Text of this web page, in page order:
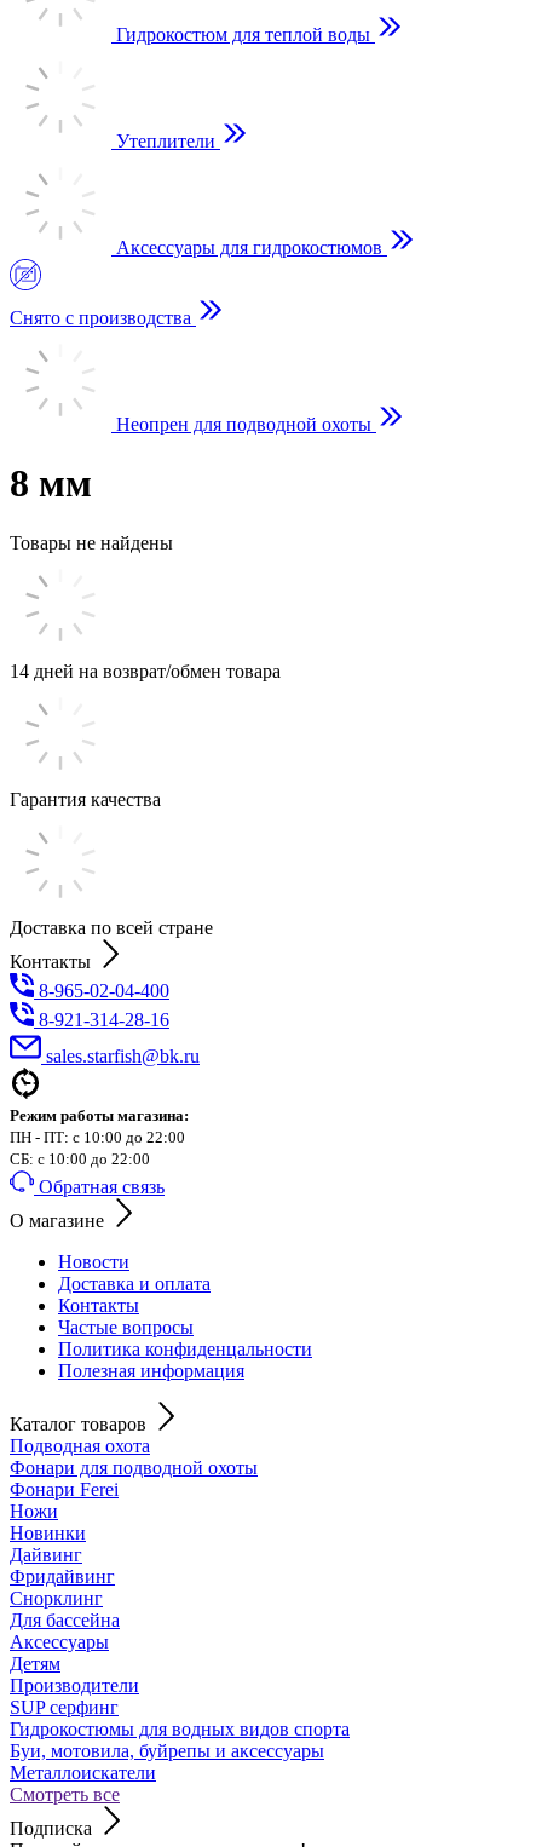
Гидрокостюм для теплой воды
Утеплители
Аксессуары для гидрокостюмов
Снято с производства
Неопрен для подводной охоты
8 мм
Товары не найдены
14 дней на возврат/обмен товара
Гарантия качества
Доставка по всей стране
Контакты
8-965-02-04-400
8-921-314-28-16
sales.starfish@bk.ru
Режим работы магазина:
ПН - ПТ: с 10:00 до 22:00
СБ: с 10:00 до 22:00
Обратная связь
О магазине
Новости
Доставка и оплата
Контакты
Частые вопросы
Политика конфиденцальности
Полезная информация
Каталог товаров
Подводная охота
Фонари для подводной охоты
Фонари Ferei
Ножи
Новинки
Дайвинг
Фридайвинг
Снорклинг
Для бассейна
Аксессуары
Детям
Производители
SUP серфинг
Гидрокостюмы для водных видов спорта
Буи, мотовила, буйрепы и аксессуары
Металлоискатели
Смотреть все
Подписка